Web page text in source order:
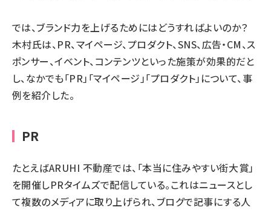
では、ブランド力を上げるためにはどうすればよいのか？
木村氏は、PR、マイページ、プロダクト、SNS、広告・CM、ス
ポンサー、イベント、コンテンツといった施策が効果的だと
し、なかでも「PR」「マイページ」「プロダクト」について、事
例を紹介した。
PR
たとえばARUHI 不動産では、「本当に住みやすい街大賞」
を開催しPRタイムズで配信している。これはニュースとし
て複数のメディアに取り上げられ、ブログで記事にする人